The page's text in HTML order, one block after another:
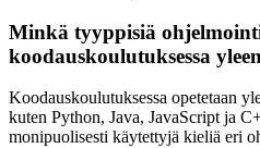
Minkä tyyppisiä
koodauskoulutuksessa
Koodauskoulutuksessa opetetaan
kuten Python, Java, JavaScript ja
monipuolisesti käytettyjä kieliä eri